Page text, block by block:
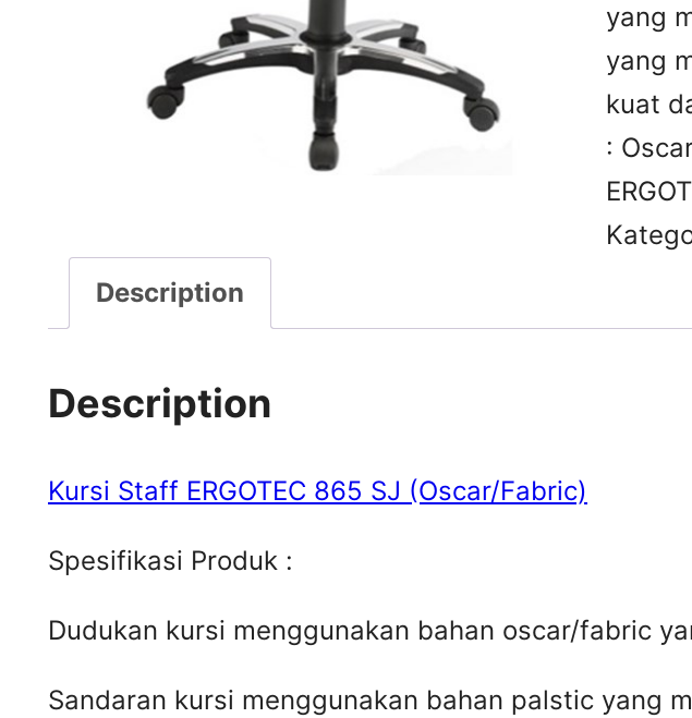
yang
yang
kuat
:
Description
Description
Kursi Staff ERGOTEC 865 SJ (Oscar/Fabric)
Spesifikasi Produk :
Dudukan kursi menggunakan bahan oscar/fabric
Sandaran kursi menggunakan bahan palstic yang